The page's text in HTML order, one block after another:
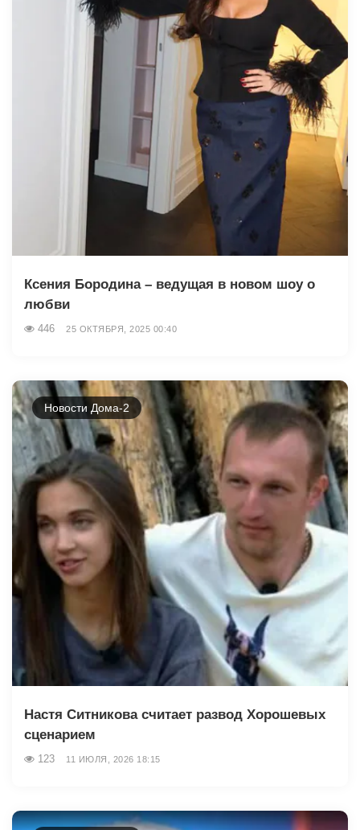
Ксения Бородина – ведущая в новом шоу о
любви
446 25 ОКТЯБРЯ, 2025 00:40
Новости Дома-2
Настя Ситникова считает развод Хорошевых
сценарием
123 11 ИЮЛЯ, 2026 18:15